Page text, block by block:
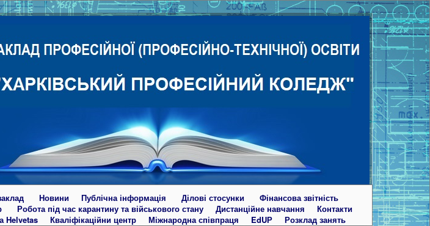
Новини Публічна інформація Ділові стосунки
Фінансова звітність
Робота під час карантину та військового стану Дистанційне навчання
Контакти
Helvetas Кваліфікаційни центр Міжнародна співпраця EdUР Розклад занять